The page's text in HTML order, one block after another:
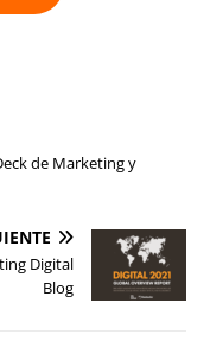
de Marketing y
Digital
Blog